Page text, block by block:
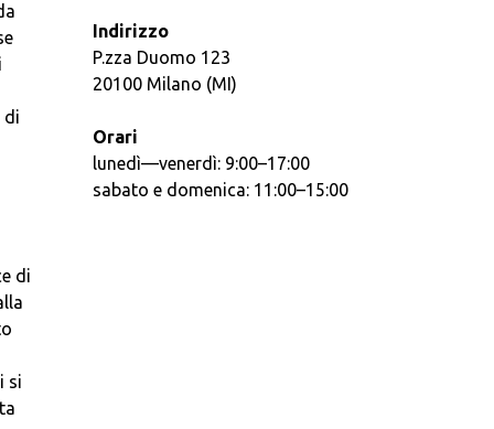
di
di
si
Indirizzo
P.zza Duomo 123
20100 Milano (MI)
Orari
lunedì—venerdì: 9:00–17:00
sabato e domenica: 11:00–15:00